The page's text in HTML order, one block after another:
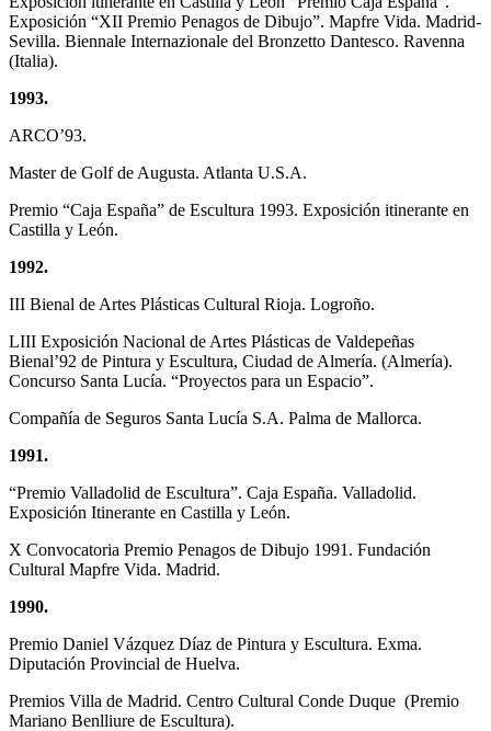
Exposición “XII Premio Penagos de Dibujo”. Mapfre Vida. Madrid-
Sevilla. Biennale Internazionale del Bronzetto Dantesco. Ravenna
(Italia).
1993.
ARCO’93.
Master de Golf de Augusta. Atlanta U.S.A.
Premio “Caja España” de Escultura 1993. Exposición itinerante en
Castilla y León.
1992.
III Bienal de Artes Plásticas Cultural Rioja. Logroño.
LIII Exposición Nacional de Artes Plásticas de Valdepeñas
Bienal’92 de Pintura y Escultura, Ciudad de Almería. (Almería).
Concurso Santa Lucía. “Proyectos para un Espacio”.
Compañía de Seguros Santa Lucía S.A. Palma de Mallorca.
1991.
“Premio Valladolid de Escultura”. Caja España. Valladolid.
Exposición Itinerante en Castilla y León.
X Convocatoria Premio Penagos de Dibujo 1991. Fundación
Cultural Mapfre Vida. Madrid.
1990.
Premio Daniel Vázquez Díaz de Pintura y Escultura. Exma.
Diputación Provincial de Huelva.
Premios Villa de Madrid. Centro Cultural Conde Duque (Premio
Mariano Benlliure de Escultura).